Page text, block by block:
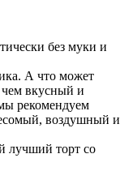
А что может
чем вкусный и
рекомендуем
воздушный и
лучший торт со